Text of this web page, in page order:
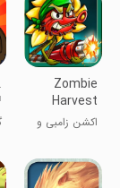
Zombie
Harvest
اکشن زامبی و